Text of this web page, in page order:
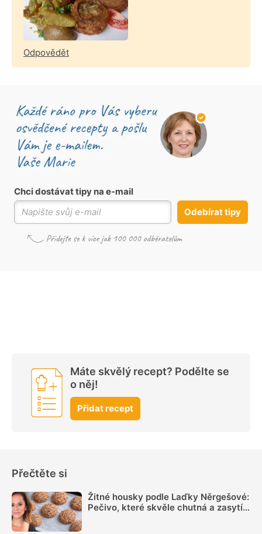
Odpovědět
Chci dostávat tipy na e-mail
Odebírat tipy
Máte skvělý recept? Podělte se
o něj!
Přidat recept
Přečtěte si
Žitné housky podle Laďky Něrgešové:
Pečivo, které skvěle chutná a zasytí